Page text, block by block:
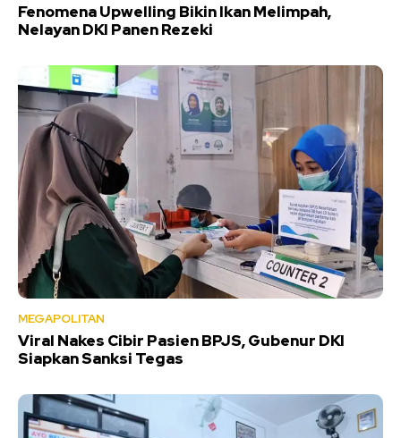
Fenomena Upwelling Bikin Ikan Melimpah,
Nelayan DKI Panen Rezeki
MEGAPOLITAN
Viral Nakes Cibir Pasien BPJS, Gubenur DKI
Siapkan Sanksi Tegas